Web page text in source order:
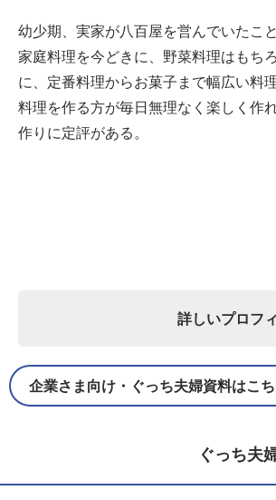
幼少期、実家が八百屋を営んでいたこ
家庭料理を今どきに、野菜料理はもち
に、定番料理からお菓子まで幅広い料
料理を作る方が毎日無理なく楽しく作
作りに定評がある。
詳しいプロフ
企業さま向け・ぐっち夫婦資料はこ
ぐっち夫